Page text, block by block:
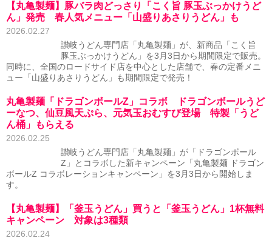
【丸亀製麺】豚バラ肉どっさり「こく旨 豚玉ぶっかけうど
ん」発売 春人気メニュー「山盛りあさりうどん」も
2026.02.27
讃岐うどん専門店「丸亀製麺」が、新商品「こく旨
豚玉ぶっかけうどん」を3月3日から期間限定で販売。
同時に、全国のロードサイド店を中心とした店舗で、春の定番メニ
ュー「山盛りあさりうどん」も期間限定で発売！
丸亀製麺「ドラゴンボールZ」コラボ ドラゴンボールうど
ーなつ、仙豆風天ぷら、元気玉おむすび登場 特製「うど
ん桶」もらえる
2026.02.25
讃岐うどん専門店「丸亀製麺」が「ドラゴンボール
Z」とコラボした新キャンペーン「丸亀製麺 ドラゴン
ボールZ コラボレーションキャンペーン」を3月3日から開始しま
す。
【丸亀製麺】「釜玉うどん」買うと「釜玉うどん」1杯無料
キャンペーン 対象は3種類
2026.02.24